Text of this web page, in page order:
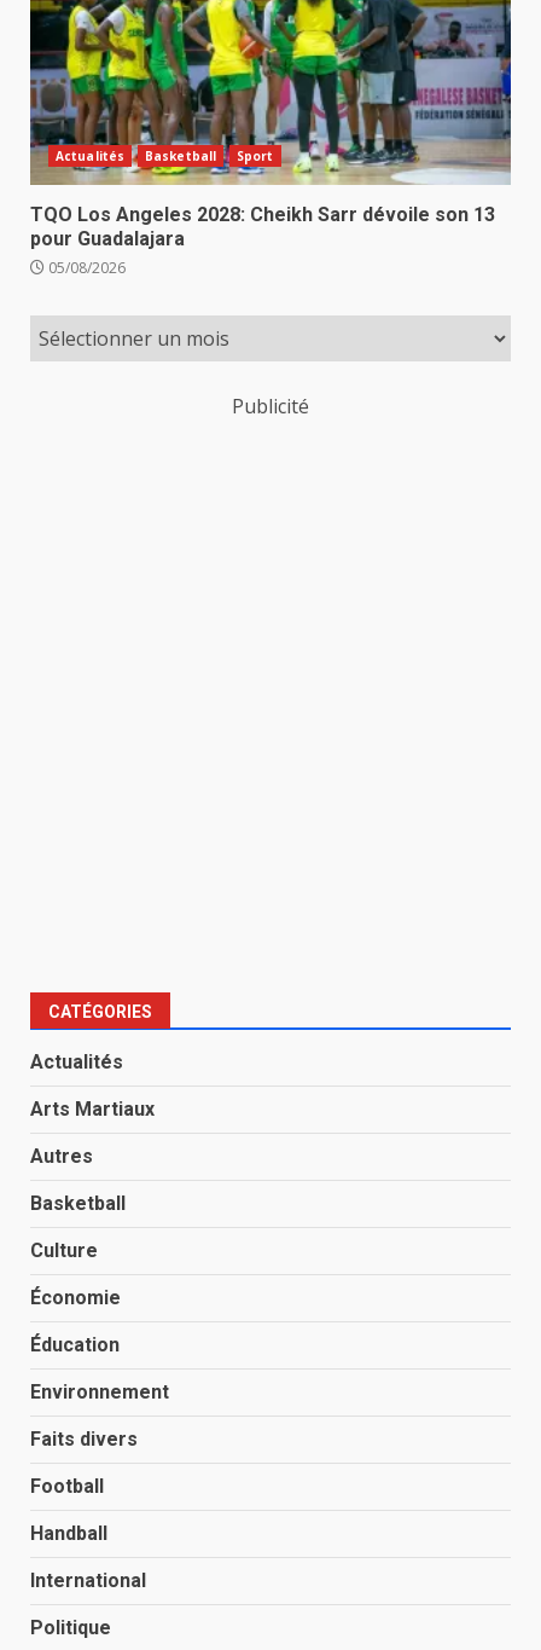
Actualités Basketball Sport
TQO Los Angeles 2028: Cheikh Sarr dévoile son 13
pour Guadalajara
05/08/2026
Publicité
CATÉGORIES
Actualités
Arts Martiaux
Autres
Basketball
Culture
Économie
Éducation
Environnement
Faits divers
Football
Handball
International
Politique